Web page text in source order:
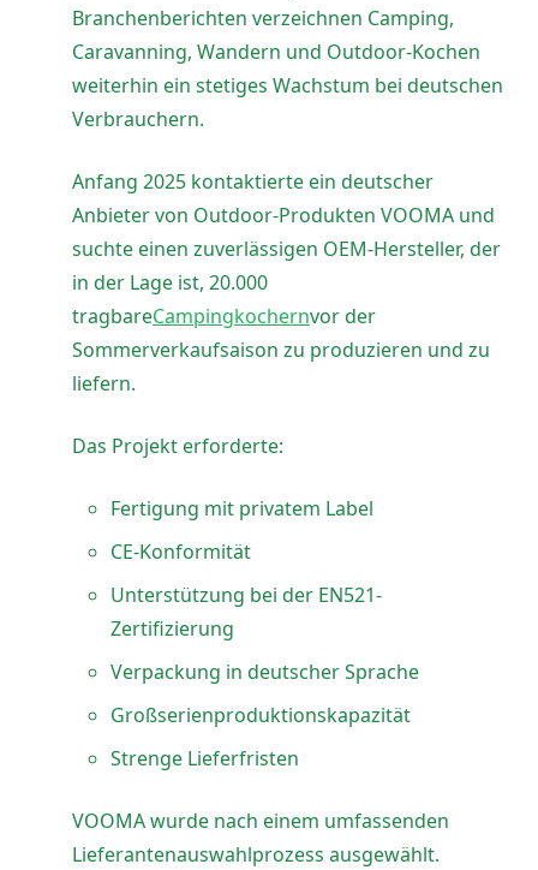
Branchenberichten verzeichnen Camping,
Caravanning, Wandern und Outdoor-Kochen
weiterhin ein stetiges Wachstum bei deutschen
Verbrauchern.
Anfang 2025 kontaktierte ein deutscher
Anbieter von Outdoor-Produkten VOOMA und
suchte einen zuverlässigen OEM-Hersteller, der
in der Lage ist, 20.000
tragbareCampingkochernvor der
Sommerverkaufsaison zu produzieren und zu
liefern.
Das Projekt erforderte:
Fertigung mit privatem Label
CE-Konformität
Unterstützung bei der EN521-
Zertifizierung
Verpackung in deutscher Sprache
Großserienproduktionskapazität
Strenge Lieferfristen
VOOMA wurde nach einem umfassenden
Lieferantenauswahlprozess ausgewählt.